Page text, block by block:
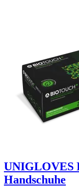
UNIGLOVES
Handschuhe